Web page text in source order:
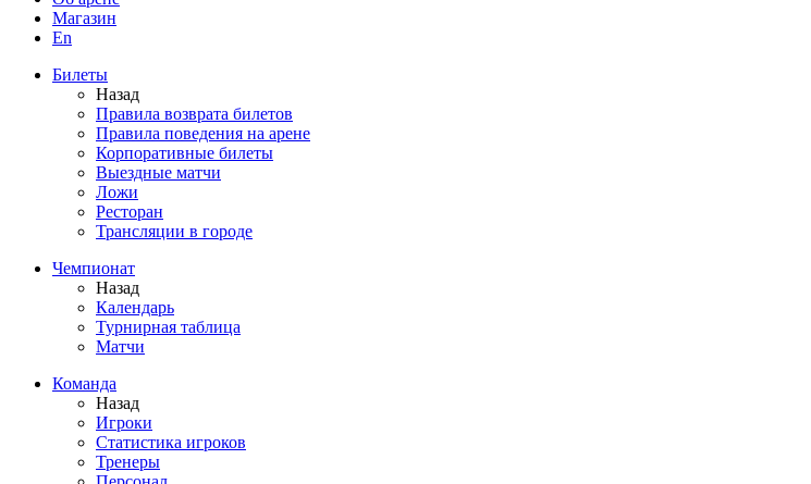
Магазин
En
Билеты
Назад
Правила возврата билетов
Правила поведения на арене
Корпоративные билеты
Выездные матчи
Ложи
Ресторан
Трансляции в городе
Чемпионат
Назад
Календарь
Турнирная таблица
Матчи
Команда
Назад
Игроки
Статистика игроков
Тренеры